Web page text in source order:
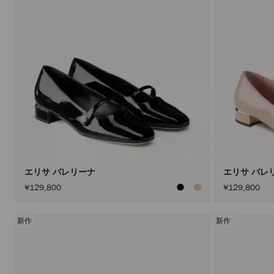
エリサ バレリーナ
¥129,800
エリサ バレ
¥129,800
新作 新作